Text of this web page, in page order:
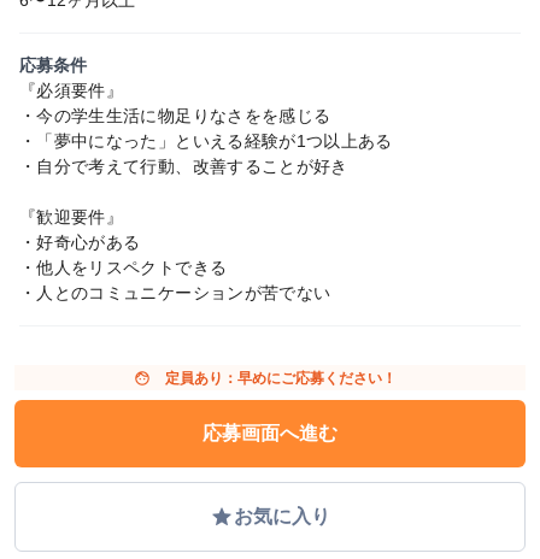
応募条件
『必須要件』
・今の学生生活に物足りなさをを感じる
・「夢中になった」といえる経験が1つ以上ある
・自分で考えて行動、改善することが好き
『歓迎要件』
・好奇心がある
・他人をリスペクトできる
・人とのコミュニケーションが苦でない
face 定員あり：早めにご応募ください！
応募画面へ進む
gradeお気に入り